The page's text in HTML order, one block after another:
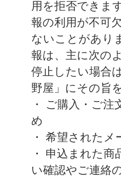
用を拒否できま
報の利用が不可
ないことがあり
報は、主に次の
停止したい場合
野屋」にその旨
・ ご購入・ご
め
・ 希望された
・ 申込まれた
い確認やご連絡